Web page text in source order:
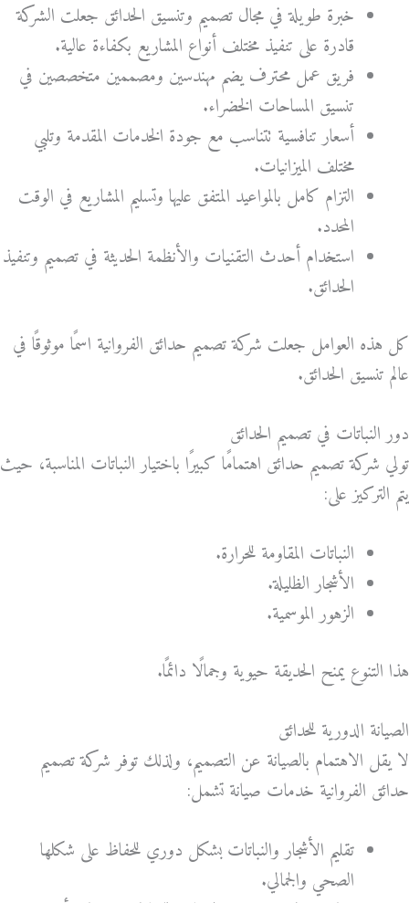
خبرة طويلة في مجال تصميم وتنسيق الحدائق جعلت الشركة
قادرة على تنفيذ مختلف أنواع المشاريع بكفاءة عالية.
فريق عمل محترف يضم مهندسين ومصممين متخصصين في
تنسيق المساحات الخضراء.
أسعار تنافسية تتناسب مع جودة الخدمات المقدمة وتلبي
مختلف الميزانيات.
التزام كامل بالمواعيد المتفق عليها وتسليم المشاريع في الوقت
المحدد.
استخدام أحدث التقنيات والأنظمة الحديثة في تصميم وتنفيذ
الحدائق.
كل هذه العوامل جعلت شركة تصميم حدائق الفروانية اسمًا موثوقًا في
عالم تنسيق الحدائق.
دور النباتات في تصميم الحدائق
تولي شركة تصميم حدائق اهتمامًا كبيرًا باختيار النباتات المناسبة، حيث
يتم التركيز على:
النباتات المقاومة للحرارة.
الأشجار الظليلة.
الزهور الموسمية.
هذا التنوع يمنح الحديقة حيوية وجمالًا دائمًا.
الصيانة الدورية للحدائق
لا يقل الاهتمام بالصيانة عن التصميم، ولذلك توفر شركة تصميم
حدائق الفروانية خدمات صيانة تشمل:
تقليم الأشجار والنباتات بشكل دوري للحفاظ على شكلها
الصحي والجمالي.